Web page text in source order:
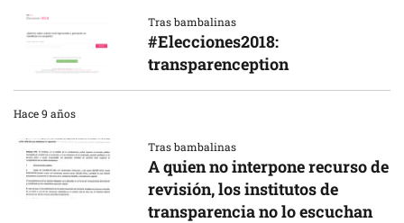
Tras bambalinas
#Elecciones2018:
transparenception
Hace 9 años
Tras bambalinas
A quien no interpone recurso de
revisión, los institutos de
transparencia no lo escuchan